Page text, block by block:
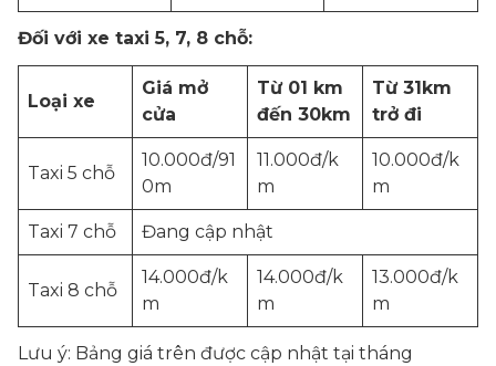
Đối với xe taxi 5, 7, 8 chỗ:
Loại xe
Giá mở
cửa
Từ 01 km
đến 30km
Từ 31km
trở đi
Taxi 5 chỗ
10.000đ/91
0m
11.000đ/k
m
10.000đ/k
m
Taxi 7 chỗ Đang cập nhật
Taxi 8 chỗ
14.000đ/k
m
14.000đ/k
m
13.000đ/k
m
Lưu ý: Bảng giá trên được cập nhật tại tháng